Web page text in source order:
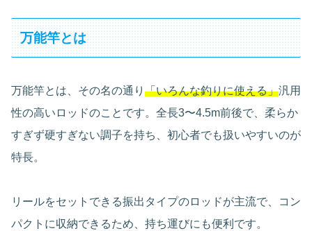
万能竿とは
万能竿とは、その名の通り 「いろんな釣りに使える」汎用
性の高いロッドのことです。全長3〜4.5m前後で、柔らか
すぎず硬すぎない調子を持ち、初心者でも扱いやすいのが
特長。
リールをセットできる振出タイプのロッドが主流で、コン
パクトに収納できるため、持ち運びにも便利です。